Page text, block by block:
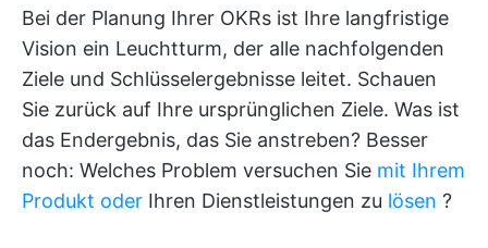
Bei der Planung Ihrer OKRs ist Ihre langfristige
Vision ein Leuchtturm, der alle nachfolgenden
Ziele und Schlüsselergebnisse leitet. Schauen
Sie zurück auf Ihre ursprünglichen Ziele. Was ist
das Endergebnis, das Sie anstreben? Besser
noch: Welches Problem versuchen Sie mit Ihrem
Produkt oder Ihren Dienstleistungen zu lösen ?